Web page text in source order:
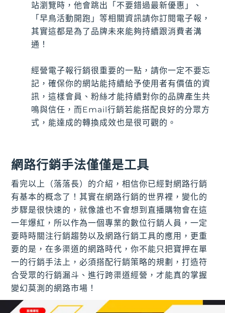
站瀏覽時，他會跳出「不要錯過最新優惠」、
「早鳥活動開跑」等相關資訊請你訂閱電子報，
其實這都是為了品牌未來能夠持續跟消費者溝
通！
經營電子報行銷很重要的一點，請你一定不要忘
記，確保你的網站能持續給予使用者有價值的資
訊，這樣會員、粉絲才能持續對你的品牌產生共
鳴與信任，而Email行銷若能搭配良好的分眾方
式，能達成的轉換成效也是很可觀的。
網路行銷手法僅僅是工具
看完以上（落落長）的介紹，相信你已經對網路行銷
有基本的概念了！其實在網路行銷的世界裡，變化的
步驟是很快速的，就像誰也不會想到直播購物會在這
一年爆紅，所以作為一個專業的數位行銷人員，一定
要時時關注行銷趨勢以及網路行銷工具的應用，更重
要的是，在多渠道的網路時代，你不能只把寶押在單
一的行銷手法上，必須搭配行銷策略的規劃，打造符
合受眾的行銷漏斗、進行跨渠道經營，才能真的掌握
變幻莫測的網路市場！